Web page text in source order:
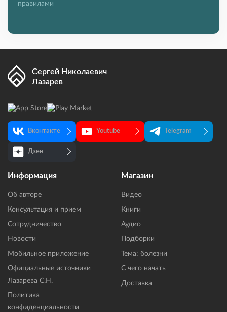
правилами
Сергей Николаевич
Лазарев
Вконтакте Youtube Telegram
Дзен
Информация
Об авторе
Консультация и прием
Сотрудничество
Новости
Мобильное приложение
Официальные источники
Лазарева С.Н.
Политика
конфиденциальности
Магазин
Видео
Книги
Аудио
Подборки
Тема: болезни
С чего начать
Доставка